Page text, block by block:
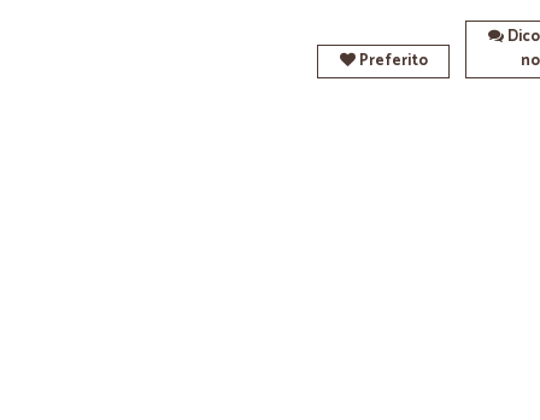
Preferito